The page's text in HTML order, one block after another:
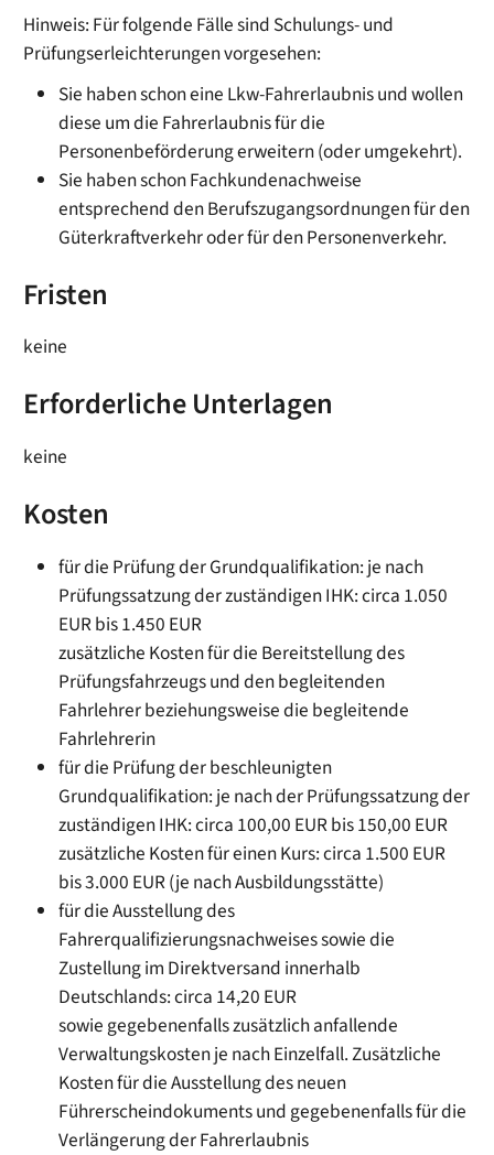
Hinweis: Für folgende Fälle sind Schulungs- und
Prüfungserleichterungen vorgesehen:
Sie haben schon eine Lkw-Fahrerlaubnis und wollen
diese um die Fahrerlaubnis für die
Personenbeförderung erweitern (oder umgekehrt).
Sie haben schon Fachkundenachweise
entsprechend den Berufszugangsordnungen für den
Güterkraftverkehr oder für den Personenverkehr.
Fristen
keine
Erforderliche Unterlagen
keine
Kosten
für die Prüfung der Grundqualifikation: je nach
Prüfungssatzung der zuständigen IHK: circa 1.050
EUR bis 1.450 EUR
zusätzliche Kosten für die Bereitstellung des
Prüfungsfahrzeugs und den begleitenden
Fahrlehrer beziehungsweise die begleitende
Fahrlehrerin
für die Prüfung der beschleunigten
Grundqualifikation: je nach der Prüfungssatzung der
zuständigen IHK: circa 100,00 EUR bis 150,00 EUR
zusätzliche Kosten für einen Kurs: circa 1.500 EUR
bis 3.000 EUR (je nach Ausbildungsstätte)
für die Ausstellung des
Fahrerqualifizierungsnachweises sowie die
Zustellung im Direktversand innerhalb
Deutschlands: circa 14,20 EUR
sowie gegebenenfalls zusätzlich anfallende
Verwaltungskosten je nach Einzelfall. Zusätzliche
Kosten für die Ausstellung des neuen
Führerscheindokuments und gegebenenfalls für die
Verlängerung der Fahrerlaubnis